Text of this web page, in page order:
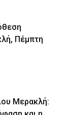
Πέμπτη
Μερακλή: